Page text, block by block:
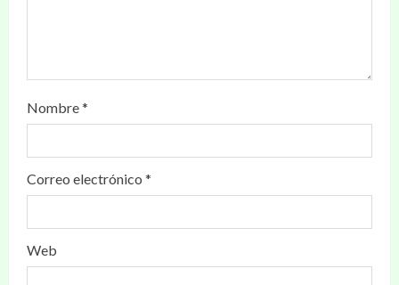
Nombre*
Correo electrónico *
Web